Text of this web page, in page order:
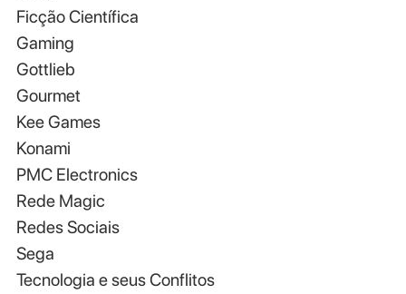
Ficção Científica
Gaming
Gottlieb
Gourmet
Kee Games
Konami
PMC Electronics
Rede Magic
Redes Sociais
Sega
Tecnologia e seus Conflitos